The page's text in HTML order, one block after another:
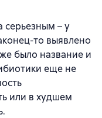
серьезным – у
то выявлено
было название и
еще не
или в худшем